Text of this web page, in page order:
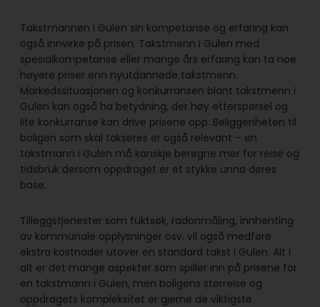
Takstmannen i Gulen sin kompetanse og erfaring kan
også innvirke på prisen. Takstmenn i Gulen med
spesialkompetanse eller mange års erfaring kan ta noe
høyere priser enn nyutdannede takstmenn.
Markedssituasjonen og konkurransen blant takstmenn i
Gulen kan også ha betydning, der høy etterspørsel og
lite konkurranse kan drive prisene opp. Beliggenheten til
boligen som skal takseres er også relevant – en
takstmann i Gulen må kanskje beregne mer for reise og
tidsbruk dersom oppdraget er et stykke unna deres
base.
Tilleggstjenester som fuktsøk, radonmåling, innhenting
av kommunale opplysninger osv. vil også medføre
ekstra kostnader utover en standard takst i Gulen. Alt i
alt er det mange aspekter som spiller inn på prisene for
en takstmann i Gulen, men boligens størrelse og
oppdragets kompleksitet er gjerne de viktigste.